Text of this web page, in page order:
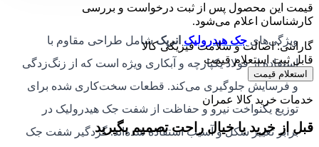
ویژگی‌های جک هیدرولیک انرپکشامل طراحی مقاوم با
استفاده از فولاد یکپارچه و آبکاری ویژه است که از زنگ‌زدگی
و فرسایش جلوگیری می‌کند. قطعات سخت‌کاری شده برای
توزیع یکنواخت نیرو و حفاظت از شفت جک هیدرولیک در
برابر تغییر شکل و آسیب استفاده شده‌اند. گردگیر شفت جک
قیمت این محصول پس از ثبت درخواست و بررسی
کارشناسان اعلام می‌شود.
گارانتی: اصالت و سلامت فیزیکی کالا
قابل ثبت استعلام قیمت
استعلام قیمت
خدمات خرید کالا عمران
قبل از خرید با خیال راحت تصمیم بگیرید